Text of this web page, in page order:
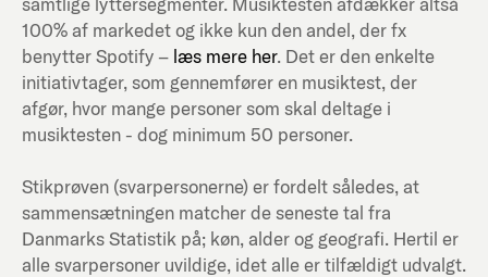
100% af markedet og ikke kun den andel, der fx
benytter Spotify – læs mere her. Det er den enkelte
initiativtager, som gennemfører en musiktest, der
afgør, hvor mange personer som skal deltage i
musiktesten - dog minimum 50 personer.
Stikprøven (svarpersonerne) er fordelt således, at
sammensætningen matcher de seneste tal fra
Danmarks Statistik på; køn, alder og geografi. Hertil er
alle svarpersoner uvildige, idet alle er tilfældigt udvalgt.